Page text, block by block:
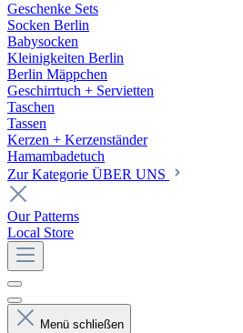
Geschenke Sets
Socken Berlin
Babysocken
Kleinigkeiten Berlin
Berlin Mäppchen
Geschirrtuch + Servietten
Taschen
Tassen
Kerzen + Kerzenständer
Hamambadetuch
Zur Kategorie ÜBER UNS
Our Patterns
Local Store
Menü schließen